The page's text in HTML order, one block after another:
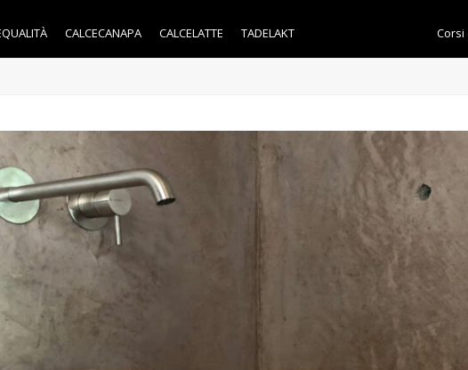
CALCECANAPA CALCELATTE TADELAKT Corsi